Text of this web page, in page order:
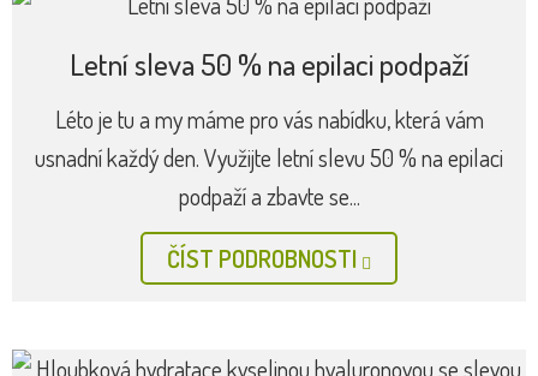
Letní sleva 50 % na epilaci podpaží
Léto je tu a my máme pro vás nabídku, která vám
usnadní každý den. Využijte letní slevu 50 % na epilaci
podpaží a zbavte se...
ČÍST PODROBNOSTI